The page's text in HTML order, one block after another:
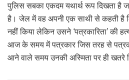
पुलिस सबका एकदम यथार्थ रूप दिखता है
है। जेल में वह अपनी एक साथी से कहती है
नहीं किया लेकिन उसने ‘पत्रकारिता’ की
आज के समय में पत्रकार जिस तरह से
आने वाले समय उनकी अस्मिता पर ही खतरे